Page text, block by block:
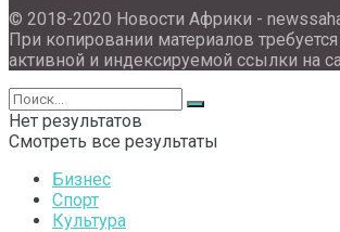
© 2018-2020 Новости Африки -
При копировании материалов
активной и индексируемой ссылки на
Нет результатов
Смотреть все результаты
Бизнес
Спорт
Культура